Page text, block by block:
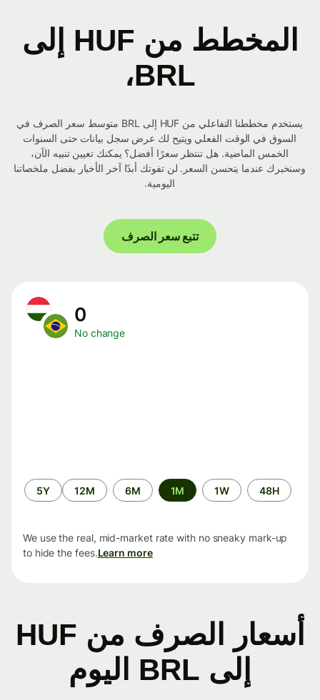
المخطط من HUF إلى
BRL،
يستخدم مخططنا التفاعلي من HUF إلى BRL متوسط ​​سعر الصرف في
السوق في الوقت الفعلي ويتيح لك عرض سجل بيانات حتى السنوات
الخمس الماضية. هل تنتظر سعرًا أفضل؟ يمكنك تعيين تنبيه الآن،
وسنخبرك عندما يتحسن السعر. لن تفوتك أبدًا آخر الأخبار بفضل ملخصاتنا
اليومية.
تتبع سعر الصرف
No change
الفترة
الزمنية
48H
1W
1M
6M
12M
5Y
We use the real, mid-market rate with no sneaky mark-up
to hide the fees.Learn more
أسعار الصرف من HUF
إلى BRL اليوم